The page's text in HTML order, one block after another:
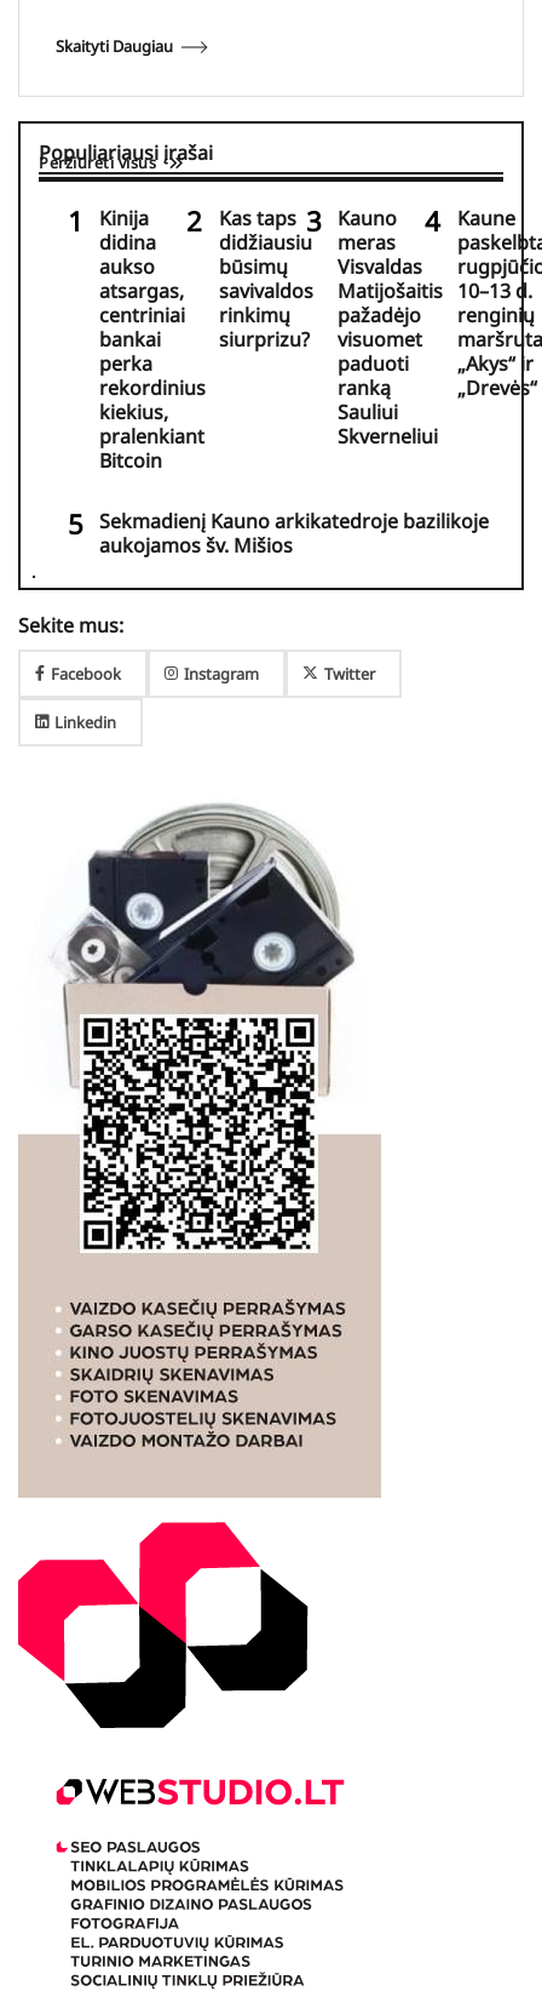
Skaityti Daugiau
Populiariausi įrašai
Peržiūrėti visus
Kinija
didina
aukso
atsargas,
centriniai
bankai
perka
rekordinius
kiekius,
pralenkiant
Bitcoin
Kas taps
didžiausiu
būsimų
savivaldos
rinkimų
siurprizu?
Kauno
meras
Visvaldas
Matijošaitis
pažadėjo
visuomet
paduoti
ranką
Sauliui
Skverneliui
Kaune
10–13 d.
renginių
„Akys“ ir
„Drevės“
Sekmadienį Kauno arkikatedroje bazilikoje
aukojamos šv. Mišios
Sekite mus:
Facebook Instagram Twitter
Linkedin